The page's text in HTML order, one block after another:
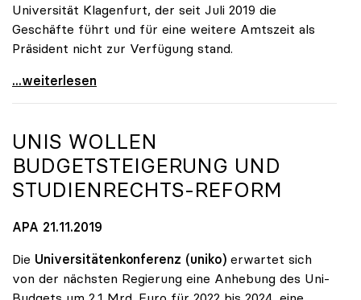
Universität Klagenfurt, der seit Juli 2019 die
Geschäfte führt und für eine weitere Amtszeit als
Präsident nicht zur Verfügung stand.
Sabine Seidler zur Präsidentin der uniko gewählt
...weiterlesen
UNIS WOLLEN
BUDGETSTEIGERUNG UND
STUDIENRECHTS-REFORM
APA 21.11.2019
Die Universitätenkonferenz (uniko) erwartet sich
von der nächsten Regierung eine Anhebung des Uni-